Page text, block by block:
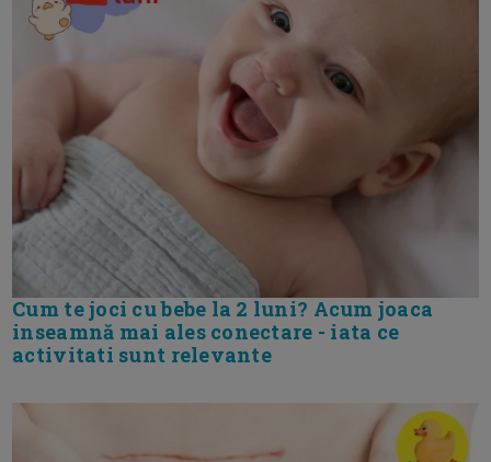
Cum te joci cu bebe la 2 luni? Acum joaca
inseamnă mai ales conectare - iata ce
activitati sunt relevante